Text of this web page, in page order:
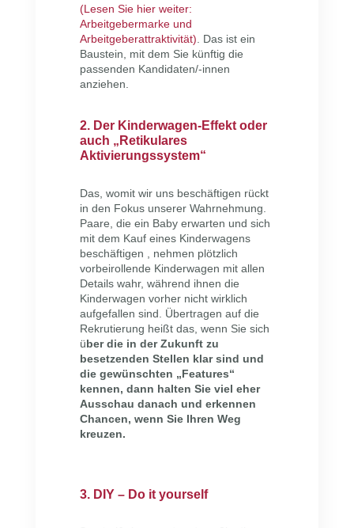
(Lesen Sie hier weiter:
Arbeitgebermarke und
Arbeitgeberattraktivität) . Das ist ein
Baustein, mit dem Sie künftig die
passenden Kandidaten/-innen
anziehen.
2. Der Kinderwagen-Effekt oder
auch „Retikulares
Aktivierungssystem“
Das, womit wir uns beschäftigen rückt
in den Fokus unserer Wahrnehmung.
Paare, die ein Baby erwarten und sich
mit dem Kauf eines Kinderwagens
beschäftigen , nehmen plötzlich
vorbeirollende Kinderwagen mit allen
Details wahr, während ihnen die
Kinderwagen vorher nicht wirklich
aufgefallen sind. Übertragen auf die
Rekrutierung heißt das, wenn Sie sich
über die in der Zukunft zu
besetzenden Stellen klar sind und
die gewünschten „Features“
kennen, dann halten Sie viel eher
Ausschau danach und erkennen
Chancen, wenn Sie Ihren Weg
kreuzen.
3. DIY – Do it yourself